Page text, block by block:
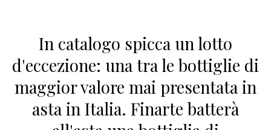
In catalogo spicca un lotto
d'eccezione: una tra le bottiglie di
maggior valore mai presentata in
asta in Italia. Finarte batterà